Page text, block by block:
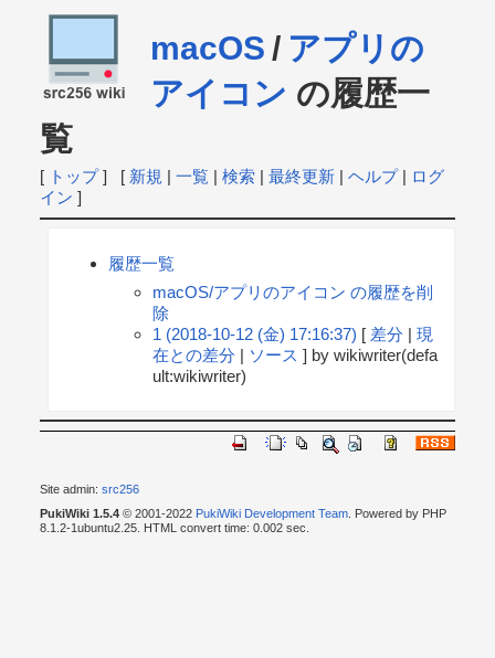
macOS / アプリの
アイコン の履歴一
覧
[ トップ] [ 新規 | 一覧| 検索| 最終更新| ヘルプ| ログ
イン ]
履歴一覧
macOS/アプリのアイコン の履歴を削
除
1 (2018-10-12 (金) 17:16:37) [ 差分 |現
在との差分 | ソース ] by wikiwriter(defa
ult:wikiwriter)
Site admin: src256
PukiWiki 1.5.4© 2001-2022 PukiWiki Development Team. Powered by PHP
8.1.2-1ubuntu2.25. HTML convert time: 0.002 sec.